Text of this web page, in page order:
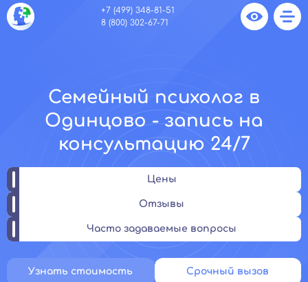
+7 (499) 348-81-51
8 (800) 302-67-71
Семейный психолог в
Одинцово - запись на
консультацию 24/7
Цены
Отзывы
Часто задаваемые вопросы
Узнать стоимость Срочный вызов